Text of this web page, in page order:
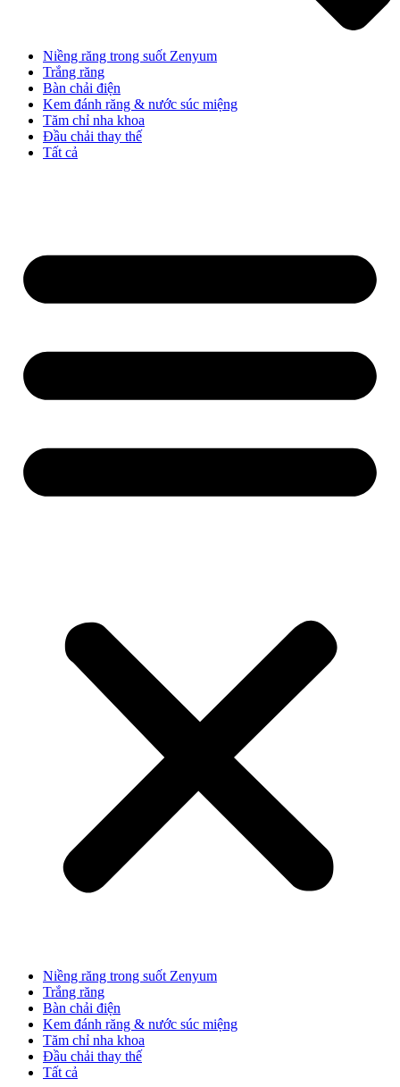
Niềng răng trong suốt Zenyum
Trắng răng
Bàn chải điện
Kem đánh răng & nước súc miệng
Tăm chỉ nha khoa
Đầu chải thay thế
Tất cả
Niềng răng trong suốt Zenyum
Trắng răng
Bàn chải điện
Kem đánh răng & nước súc miệng
Tăm chỉ nha khoa
Đầu chải thay thế
Tất cả